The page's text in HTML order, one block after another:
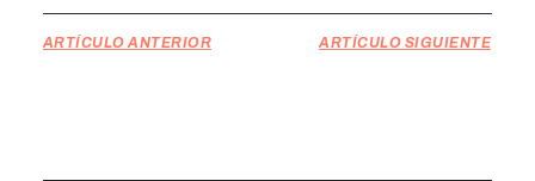
ARTÍCULO ANTERIOR ARTÍCULO SIGUIENTE